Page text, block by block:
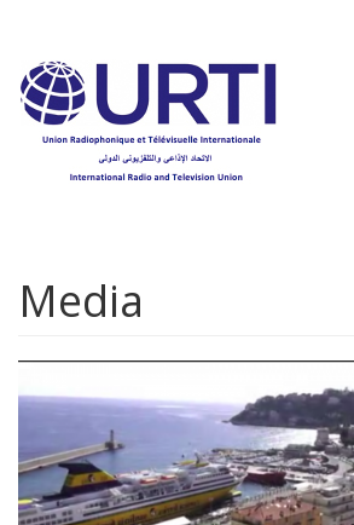
contenu
principal
Media